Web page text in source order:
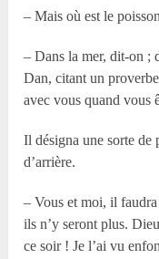
– Mais où est le
– Dans la mer, dit-on ;
Dan, citant un
avec vous quand vous
Il désigna une sorte de
d’arrière.
– Vous et moi, il
ils n’y seront plus.
ce soir ! Je l’ai vu